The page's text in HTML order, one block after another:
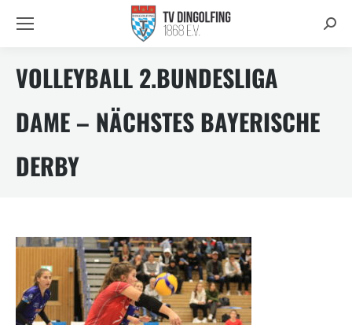
VOLLEYBALL 2.BUNDESLIGA
DAME – NÄCHSTES BAYERISCHE
DERBY